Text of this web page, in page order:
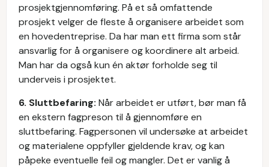
prosjektgjennomføring. På et så omfattende
prosjekt velger de fleste å organisere arbeidet som
en hovedentreprise. Da har man ett firma som står
ansvarlig for å organisere og koordinere alt arbeid.
Man har da også kun én aktør forholde seg til
underveis i prosjektet.
6. Sluttbefaring: Når arbeidet er utført, bør man få
en ekstern fagpreson til å gjennomføre en
sluttbefaring. Fagpersonen vil undersøke at arbeidet
og materialene oppfyller gjeldende krav, og kan
påpeke eventuelle feil og mangler. Det er vanlig å